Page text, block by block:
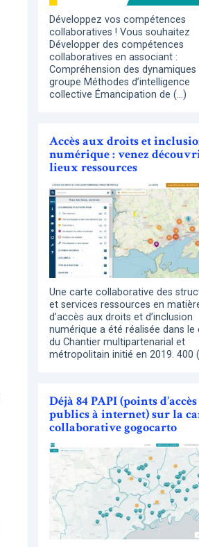
Développez vos compétences
collaboratives ! Vous souhaitez
Développer des compétences
collaboratives en associant :
Compréhension des dynamiques
groupe Méthodes d’intelligence
collective Émancipation de (…)
Accès aux droits et
numérique : venez
lieux ressources
Une carte collaborative des
et services ressources en
d’accès aux droits et d’inclusion
numérique a été réalisée dans le
du Chantier multipartenarial et
métropolitain initié en 2019. 400
Déjà 84 PAPI (points d’accès
publics à internet) sur la
collaborative gogocarto